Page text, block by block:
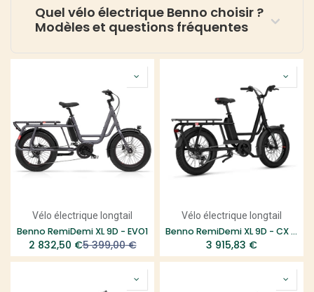
Quel vélo électrique Benno choisir ?
Modèles et questions fréquentes
Vélo électrique longtail
Benno RemiDemi XL 9D - EVO1
2 832,50 €5 399,00€
Vélo électrique longtail
Benno RemiDemi XL 9D - CX - EVO2
3 915,83 €